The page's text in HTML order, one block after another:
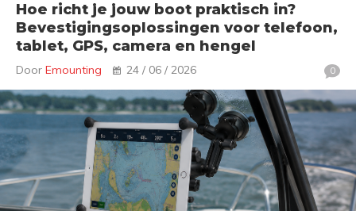
Hoe richt je jouw boot praktisch in?
Bevestigingsoplossingen voor telefoon,
tablet, GPS, camera en hengel
Door Emounting 24 / 06 / 2026 0